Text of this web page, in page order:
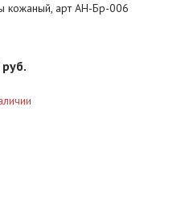
кожаный, арт АН-Бр-006